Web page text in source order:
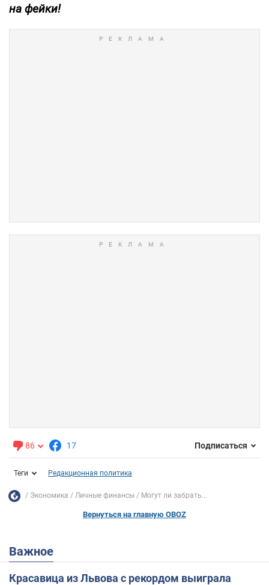
на фейки!
86 17 Подписаться
Теги Редакционная политика
Экономика Личные финансы Могут ли забрать...
Вернуться на главную OBOZ
Важное
Красавица из Львова с рекордом выиграла